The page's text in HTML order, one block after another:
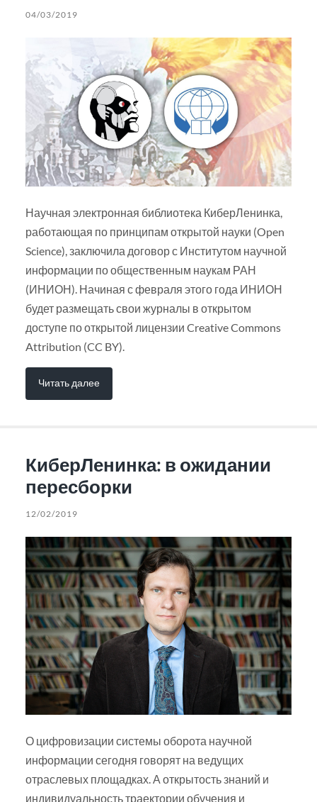
04/03/2019
Научная электронная библиотека КиберЛенинка,
работающая по принципам открытой науки (Open
Science), заключила договор с Институтом научной
информации по общественным наукам РАН
(ИНИОН). Начиная с февраля этого года ИНИОН
будет размещать свои журналы в открытом
доступе по открытой лицензии Creative Commons
Attribution (CC BY).
Читать далее
КиберЛенинка: в ожидании
пересборки
12/02/2019
О цифровизации системы оборота научной
информации сегодня говорят на ведущих
отраслевых площадках. А открытость знаний и
индивидуальность траектории обучения и